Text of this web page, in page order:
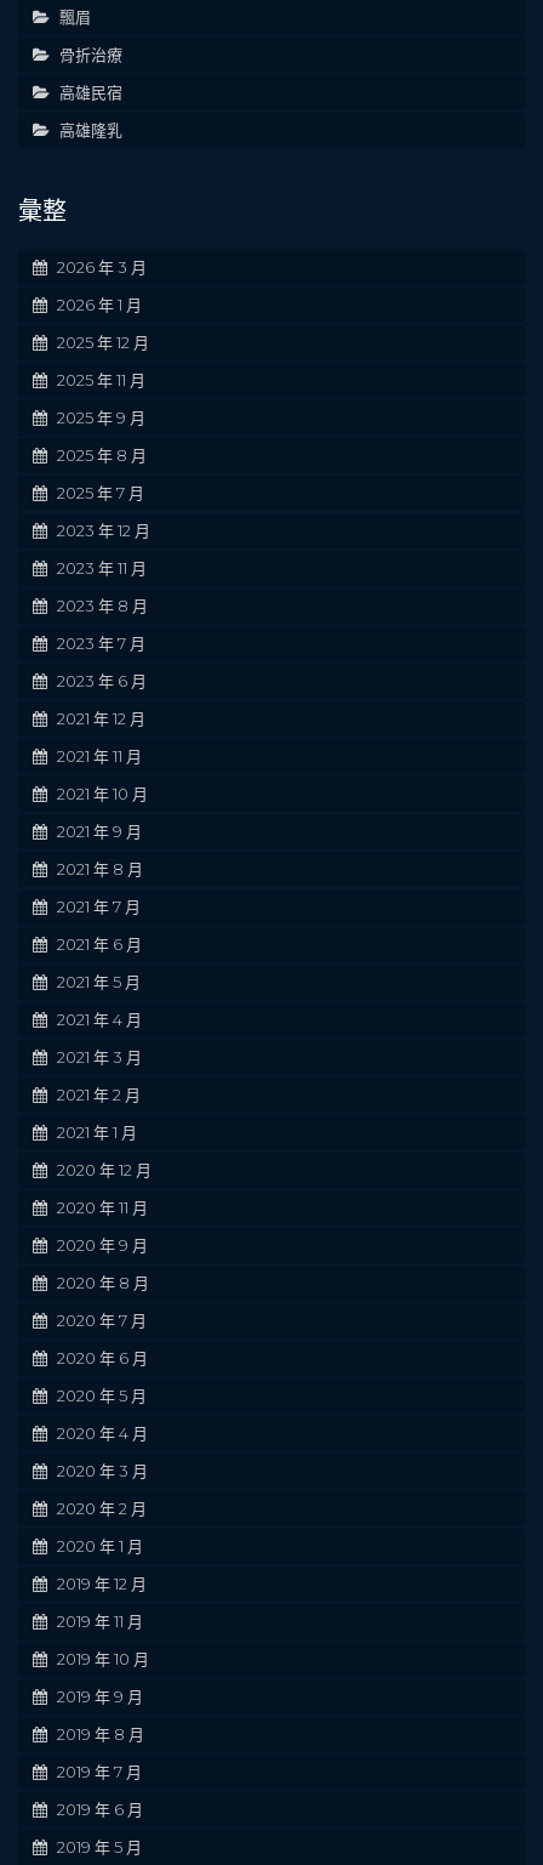
飄眉
骨折治療
高雄民宿
高雄隆乳
彙整
2026 年 3 月
2026 年 1 月
2025 年 12 月
2025 年 11 月
2025 年 9 月
2025 年 8 月
2025 年 7 月
2023 年 12 月
2023 年 11 月
2023 年 8 月
2023 年 7 月
2023 年 6 月
2021 年 12 月
2021 年 11 月
2021 年 10 月
2021 年 9 月
2021 年 8 月
2021 年 7 月
2021 年 6 月
2021 年 5 月
2021 年 4 月
2021 年 3 月
2021 年 2 月
2021 年 1 月
2020 年 12 月
2020 年 11 月
2020 年 9 月
2020 年 8 月
2020 年 7 月
2020 年 6 月
2020 年 5 月
2020 年 4 月
2020 年 3 月
2020 年 2 月
2020 年 1 月
2019 年 12 月
2019 年 11 月
2019 年 10 月
2019 年 9 月
2019 年 8 月
2019 年 7 月
2019 年 6 月
2019 年 5 月